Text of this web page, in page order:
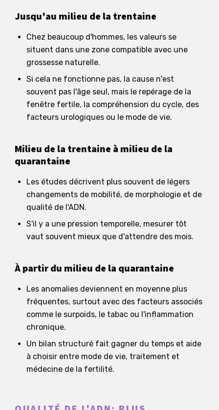
Jusqu'au milieu de la trentaine
Chez beaucoup d'hommes, les valeurs se
situent dans une zone compatible avec une
grossesse naturelle.
Si cela ne fonctionne pas, la cause n'est
souvent pas l'âge seul, mais le repérage de la
fenêtre fertile, la compréhension du cycle, des
facteurs urologiques ou le mode de vie.
Milieu de la trentaine à milieu de la
quarantaine
Les études décrivent plus souvent de légers
changements de mobilité, de morphologie et de
qualité de l'ADN.
S'il y a une pression temporelle, mesurer tôt
vaut souvent mieux que d'attendre des mois.
À partir du milieu de la quarantaine
Les anomalies deviennent en moyenne plus
fréquentes, surtout avec des facteurs associés
comme le surpoids, le tabac ou l'inflammation
chronique.
Un bilan structuré fait gagner du temps et aide
à choisir entre mode de vie, traitement et
médecine de la fertilité.